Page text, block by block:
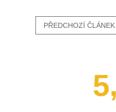
PŘEDCHOZÍ ČLÁNEK